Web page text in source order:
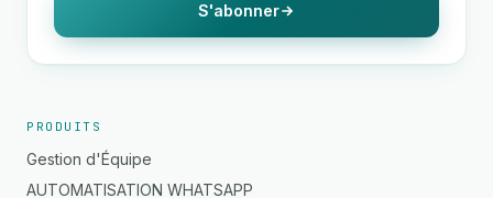
S'abonner
PRODUITS
Gestion d'Équipe
AUTOMATISATION WHATSAPP